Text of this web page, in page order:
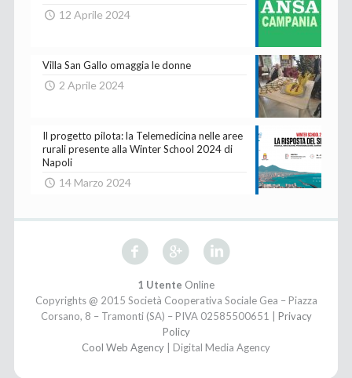
12 Aprile 2024
Villa San Gallo omaggia le donne
2 Aprile 2024
Il progetto pilota: la Telemedicina nelle aree
rurali presente alla Winter School 2024 di
Napoli
14 Marzo 2024
1 Utente Online
Copyrights @ 2015 Società Cooperativa Sociale Gea – Piazza
Corsano, 8 – Tramonti (SA) – PIVA 02585500651 | Privacy
Policy
Cool Web Agency | Digital Media Agency